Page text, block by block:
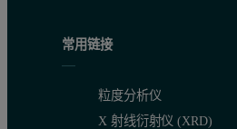
常用链接
粒度分析仪
X 射线衍射仪 (XRD)